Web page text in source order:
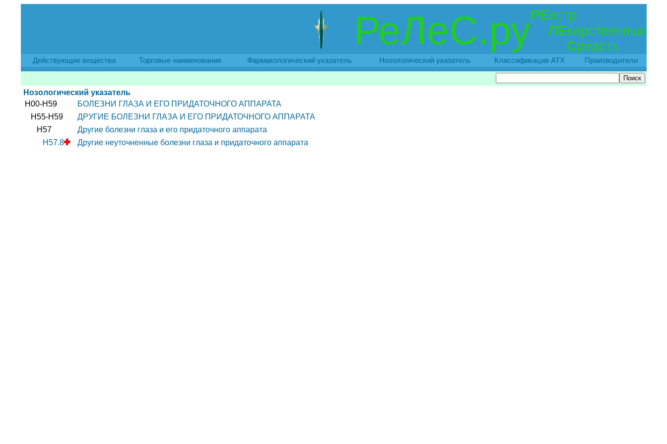
РеЛеС.руРЕестр
ЛЕкарственных
Средств
Действующие вещества Торговые наименования Фармакологический указатель Нозологический указатель Классификация АТХ Производители
Нозологический указатель
H00-H59
БОЛЕЗНИ ГЛАЗА И ЕГО ПРИДАТОЧНОГО АППАРАТА
H55-H59
ДРУГИЕ БОЛЕЗНИ ГЛАЗА И ЕГО ПРИДАТОЧНОГО АППАРАТА
H57
Другие болезни глаза и его придаточного аппарата
H57.8
Другие неуточненные болезни глаза и придаточного аппарата